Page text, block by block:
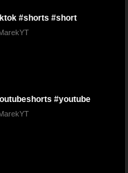
#shorts #short
#youtube